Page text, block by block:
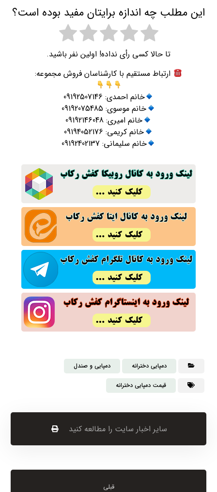
این مطلب چه اندازه برایتان مفید بوده است؟
تا حالا کسی رأی نداده! اولین نفر باشید.
ارتباط مستقیم با کارشناسان فروش مجموعه:
خانم احمدی: 09192507146
خانم موسوی: 09192075485
خانم امیری: 09192146048
خانم کریمی: 09194052176
خانم سلیمانی: 09192402137
دمپایی دخترانه دمپایی و صندل
قیمت دمپایی دخترانه
قبلی